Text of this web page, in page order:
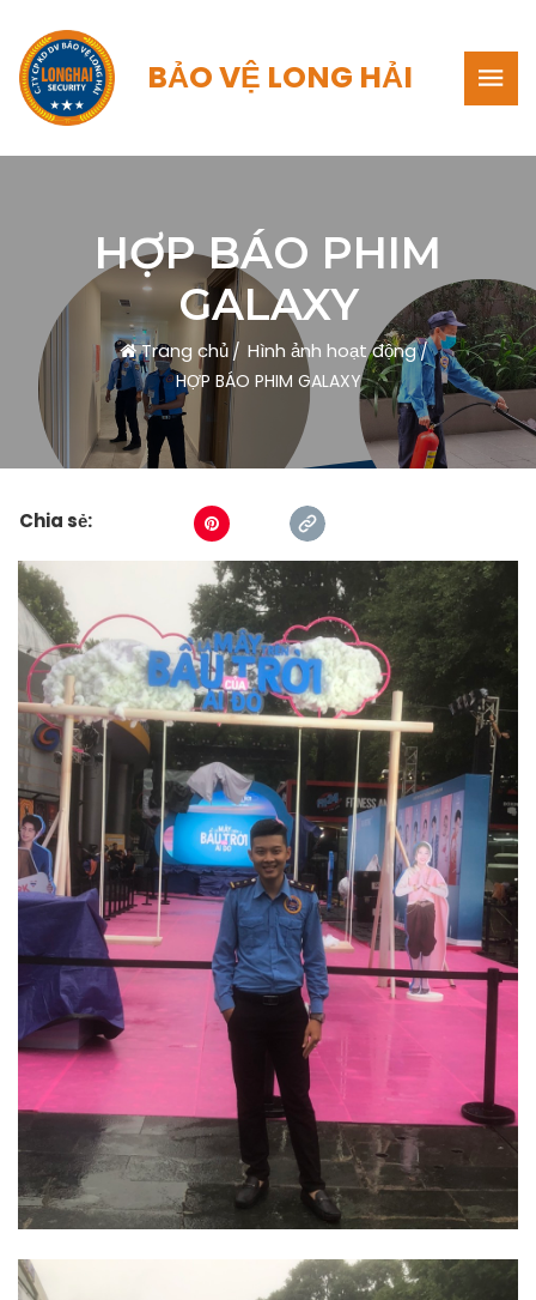
BẢO VỆ LONG HẢI
HỢP BÁO PHIM
GALAXY
Trang chủ Hình ảnh hoạt động
HỢP BÁO PHIM GALAXY
Chia sẻ: